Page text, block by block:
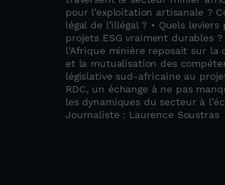
pour l’exploitation artisanale ?
légal de l’illégal ? • Quels
projets ESG vraiment durables ?
l’Afrique minière reposait sur la
et la mutualisation des
législative sud-africaine au
RDC, un échange à ne pas
les dynamiques du secteur à
Journaliste : Laurence Soustras